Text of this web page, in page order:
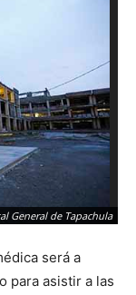
General de Tapachula
será a
para asistir a las